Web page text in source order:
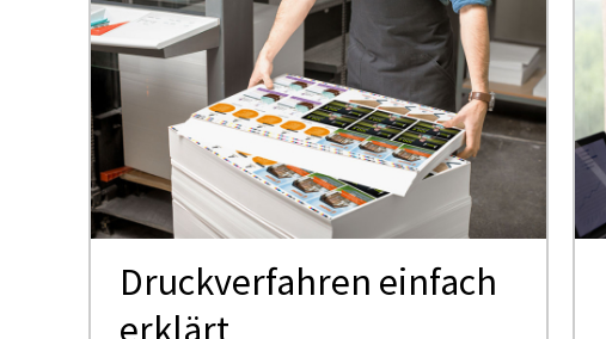
Druck­ver­fah­ren ein­fach